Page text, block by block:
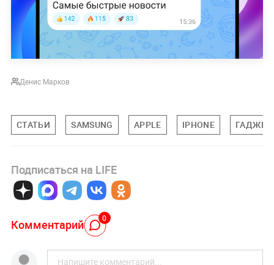
простым в использовании. Galaxy Note со
стилусом и "возможностями для творчества"
казались сложными. Поэтому в 2020 году они
оказались никому не нужны.